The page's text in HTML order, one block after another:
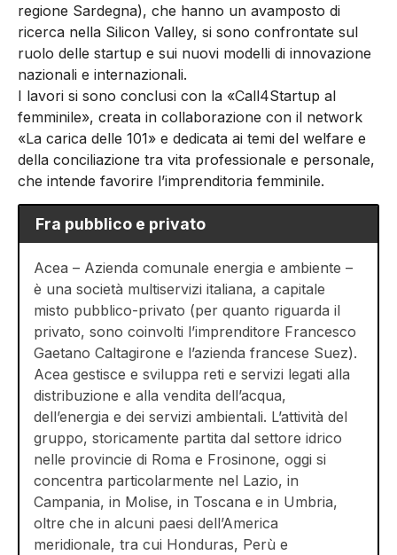
regione Sardegna), che hanno un avamposto di
ricerca nella Silicon Valley, si sono confrontate sul
ruolo delle startup e sui nuovi modelli di innovazione
nazionali e internazionali.
I lavori si sono conclusi con la «Call4Startup al
femminile», creata in collaborazione con il network
«La carica delle 101» e dedicata ai temi del welfare e
della conciliazione tra vita professionale e personale,
che intende favorire l’imprenditoria femminile.
Fra pubblico e privato
Acea – Azienda comunale energia e ambiente –
è una società multiservizi italiana, a capitale
misto pubblico-privato (per quanto riguarda il
privato, sono coinvolti l’imprenditore Francesco
Gaetano Caltagirone e l’azienda francese Suez).
Acea gestisce e sviluppa reti e servizi legati alla
distribuzione e alla vendita dell’acqua,
dell’energia e dei servizi ambientali. L’attività del
gruppo, storicamente partita dal settore idrico
nelle provincie di Roma e Frosinone, oggi si
concentra particolarmente nel Lazio, in
Campania, in Molise, in Toscana e in Umbria,
oltre che in alcuni paesi dell’America
meridionale, tra cui Honduras, Perù e